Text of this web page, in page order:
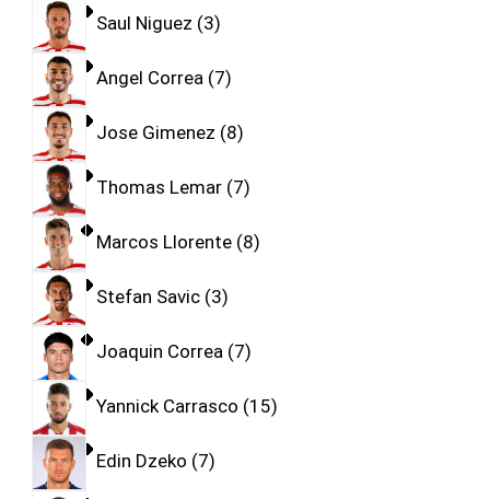
Saul Niguez 3
Angel Correa 7
Jose Gimenez 8
Thomas Lemar 7
Marcos Llorente 8
Stefan Savic 3
Joaquin Correa 7
Yannick Carrasco 15
Edin Dzeko 7